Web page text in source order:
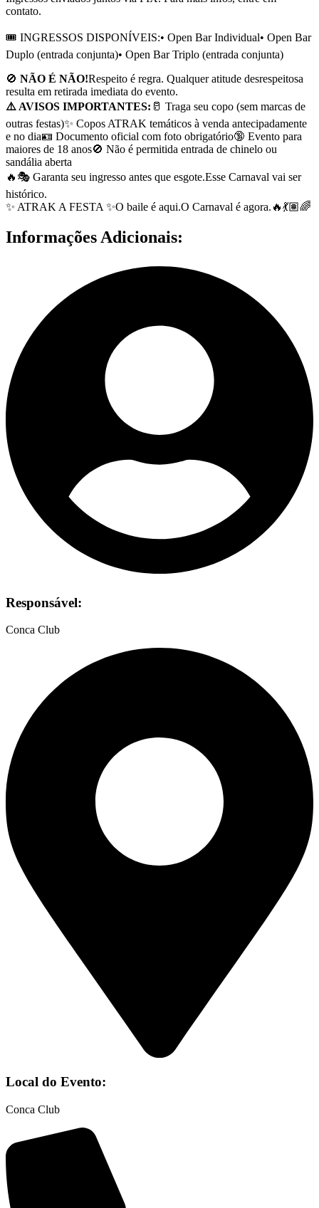
contato.
🎟️ INGRESSOS DISPONÍVEIS:• Open Bar Individual• Open Bar
Duplo (entrada conjunta)• Open Bar Triplo (entrada conjunta)
🚫 NÃO É NÃO!Respeito é regra. Qualquer atitude desrespeitosa
resulta em retirada imediata do evento.
⚠️ AVISOS IMPORTANTES: 🥛 Traga seu copo (sem marcas de
outras festas)✨ Copos ATRAK temáticos à venda antecipadamente
e no dia🪪 Documento oficial com foto obrigatório🔞 Evento para
maiores de 18 anos🚫 Não é permitida entrada de chinelo ou
sandália aberta
🔥🎭 Garanta seu ingresso antes que esgote.Esse Carnaval vai ser
histórico.
✨ ATRAK A FESTA ✨O baile é aqui.O Carnaval é agora.🔥💃🏽🌈
Informações Adicionais:
Responsável:
Conca Club
Local do Evento:
Conca Club